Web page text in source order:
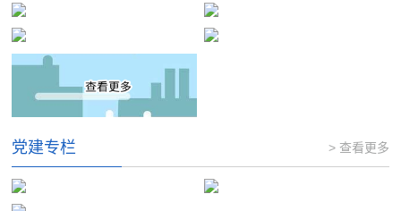
党建专栏 > 查看更多